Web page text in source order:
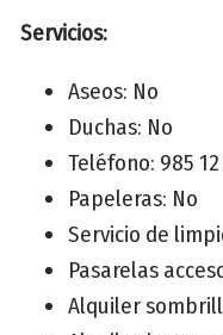
Servicios:
Aseos: No
Duchas: No
Teléfono: 985
Papeleras: No
Servicio de
Pasarelas
Alquiler